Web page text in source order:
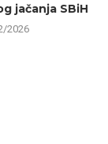
jačanja SBiH
2026